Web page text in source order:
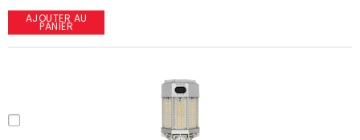
AJOUTER AU
PANIER